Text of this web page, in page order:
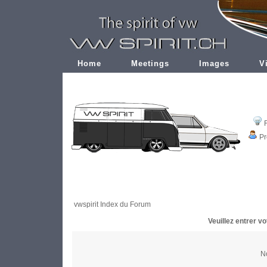
Home Meetings Images
vwspirit Index du Forum
Veuillez entrer